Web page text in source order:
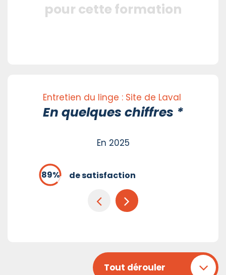
pour cette formation
Entretien du linge : Site de Laval
En quelques chiffres *
En 2025
de satisfaction
Tout dérouler